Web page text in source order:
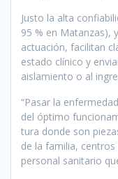
Justo la alta
95 % en Matanzas),
actuación, facilitan
estado clínico y
aislamiento o al
“Pasar la
del óptimo
tura donde son
de la familia,
personal sa­nitario